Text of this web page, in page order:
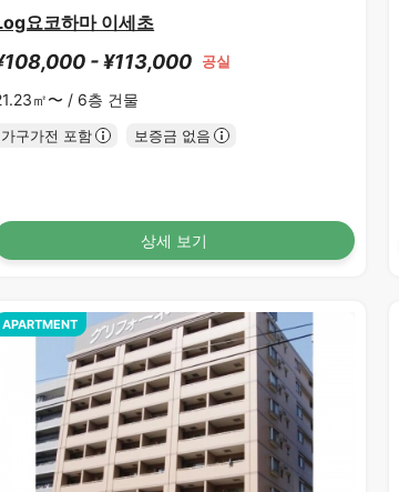
요코하마 이세초
- ¥113,000 공실
㎡〜 / 6층 건물
가구가전 포함 보증금 없음
상세 보기
APARTMENT